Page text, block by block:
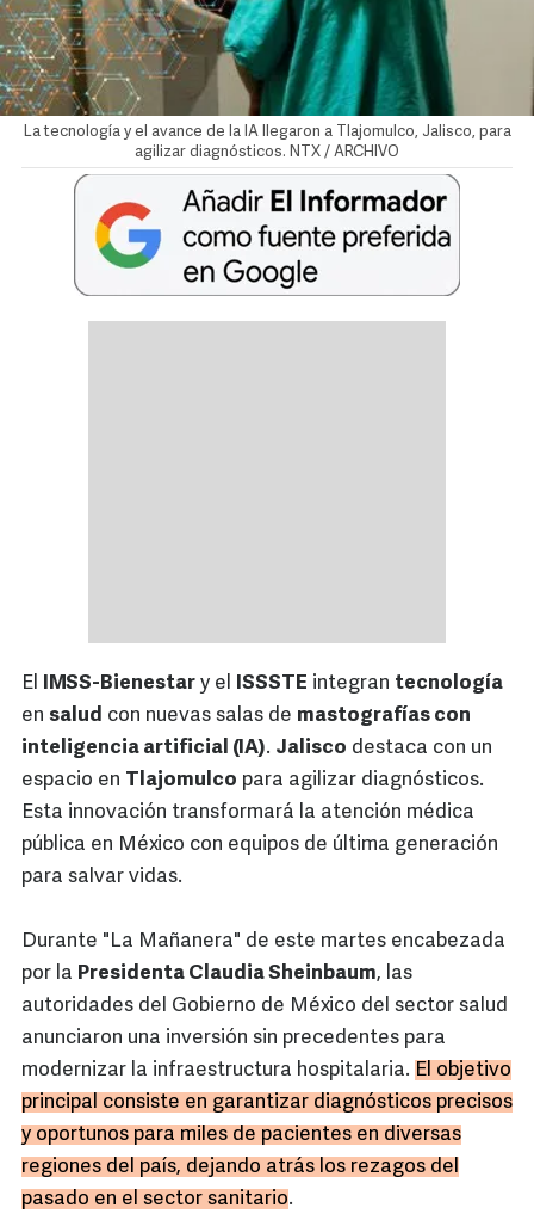
La tecnología y el avance de la IA llegaron a Tlajomulco, Jalisco, para
agilizar diagnósticos. NTX / ARCHIVO
El IMSS-Bienestar y el ISSSTE integran tecnología
en salud con nuevas salas de mastografías con
inteligencia artificial (IA). Jalisco destaca con un
espacio en Tlajomulco para agilizar diagnósticos.
Esta innovación transformará la atención médica
pública en México con equipos de última generación
para salvar vidas.
Durante "La Mañanera" de este martes encabezada
por la Presidenta Claudia Sheinbaum, las
autoridades del Gobierno de México del sector salud
anunciaron una inversión sin precedentes para
modernizar la infraestructura hospitalaria. El objetivo
principal consiste en garantizar diagnósticos precisos
y oportunos para miles de pacientes en diversas
regiones del país, dejando atrás los rezagos del
pasado en el sector sanitario.